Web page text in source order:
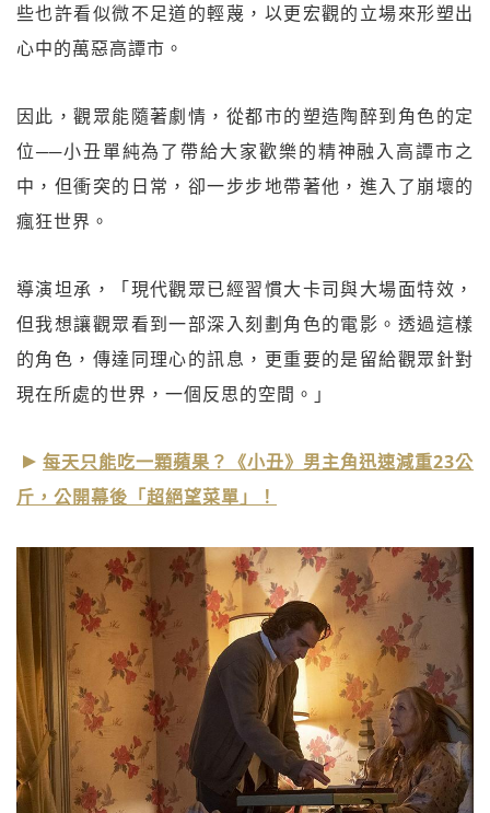
些也許看似微不足道的輕蔑，以更宏觀的立場來形塑出
心中的萬惡高譚市。
因此，觀眾能隨著劇情，從都市的塑造陶醉到角色的定
位──小丑單純為了帶給大家歡樂的精神融入高譚市之
中，但衝突的日常，卻一步步地帶著他，進入了崩壞的
瘋狂世界。
導演坦承，「現代觀眾已經習慣大卡司與大場面特效，
但我想讓觀眾看到一部深入刻劃角色的電影。透過這樣
的角色，傳達同理心的訊息，更重要的是留給觀眾針對
現在所處的世界，一個反思的空間。」
每天只能吃一顆蘋果？《小丑》男主角迅速減重23公
斤，公開幕後「超絕望菜單」！